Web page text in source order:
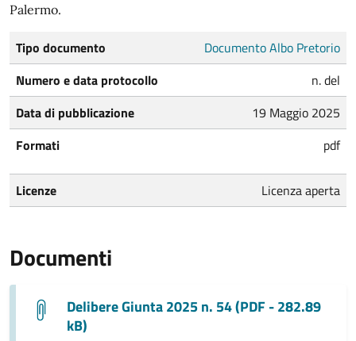
Palermo.
Tipo documento
Documento Albo Pretorio
Numero e data protocollo
n. del
Data di pubblicazione
19 Maggio 2025
Formati
pdf
Licenze Licenza aperta
Documenti
Delibere Giunta 2025 n. 54 (PDF - 282.89
kB)